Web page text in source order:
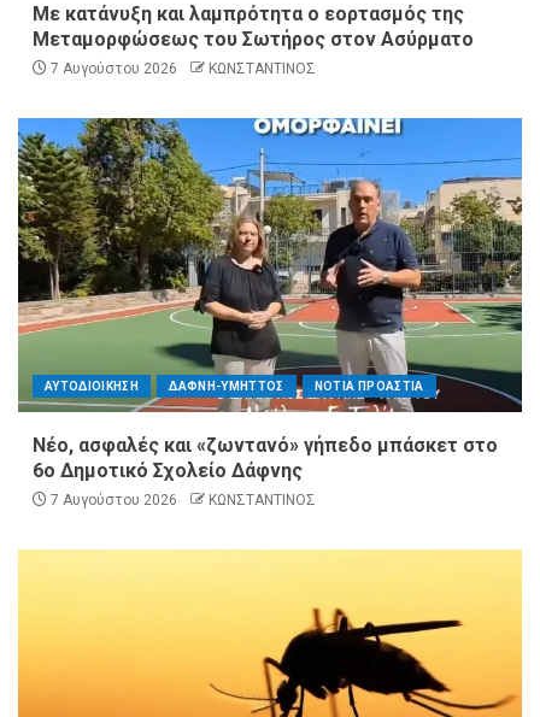
Με κατάνυξη και λαμπρότητα ο εορτασμός της
Μεταμορφώσεως του Σωτήρος στον Ασύρματο
7 Αυγούστου 2026 ΚΩΝΣΤΑΝΤΙΝΟΣ
ΑΥΤΟΔΙΟΙΚΗΣΗ ΔΑΦΝΗ-ΥΜΗΤΤΟΣ ΝΟΤΙΑ ΠΡΟΑΣΤΙΑ
Νέο, ασφαλές και «ζωντανό» γήπεδο μπάσκετ στο
6ο Δημοτικό Σχολείο Δάφνης
7 Αυγούστου 2026 ΚΩΝΣΤΑΝΤΙΝΟΣ